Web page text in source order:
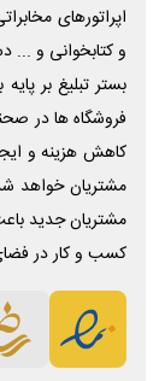
اپراتورهای
و کتابخوانی و ...
بستر تبلیغ بر
فروشگاه ها در
کاهش هزینه و
مشتریان خواهد
مشتریان جدید
کسب و کار در